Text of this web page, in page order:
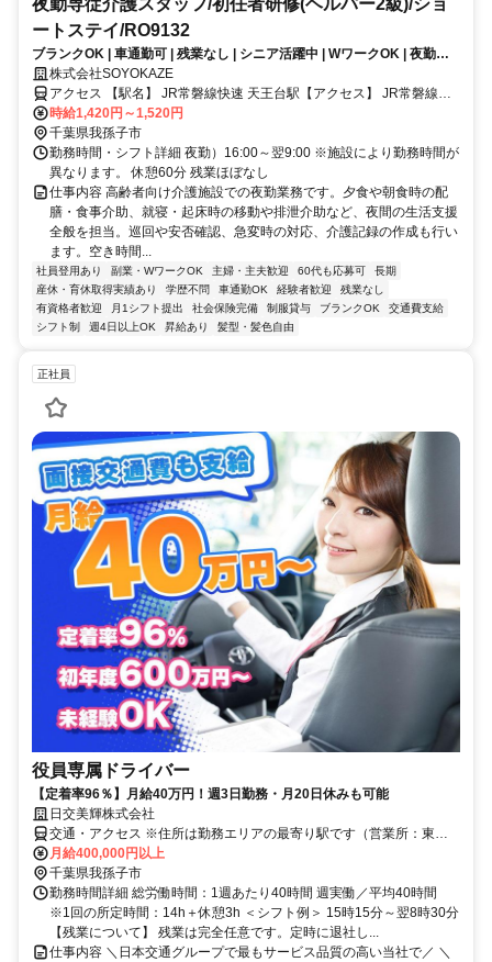
ートステイ/RO9132
ブランクOK | 車通勤可 | 残業なし | シニア活躍中 | WワークOK | 夜勤専
従 | 週4日勤務からOK | 交通費支給 | 福利厚生充実│ショートステイ/夜勤
専従スタッフ（介護職）/パート募集！高齢者の夜間の安心を支えます。
株式会社SOYOKAZE
アクセス 【駅名】 JR常磐線快速 天王台駅【アクセス】 JR常磐線天
王台駅より徒歩15分
時給1,420円～1,520円
千葉県我孫子市
勤務時間・シフト詳細 夜勤）16:00～翌9:00 ※施設により勤務時間が
異なります。 休憩60分 残業ほぼなし
仕事内容 高齢者向け介護施設での夜勤業務です。夕食や朝食時の配
膳・食事介助、就寝・起床時の移動や排泄介助など、夜間の生活支援
全般を担当。巡回や安否確認、急変時の対応、介護記録の作成も行い
ます。空き時間...
社員登用あり 副業・WワークOK 主婦・主夫歓迎 60代も応募可
長期
産休・育休取得実績あり
学歴不問 車通勤OK 経験者歓迎
残業なし
有資格者歓迎
月1シフト提出 社会保険完備 制服貸与 ブランクOK
交通費支給
シフト制
週4日以上OK 昇給あり 髪型・髪色自由
正社員
役員専属ドライバー
【定着率96％】月給40万円！週3日勤務・月20日休みも可能
日交美輝株式会社
交通・アクセス ※住所は勤務エリアの最寄り駅です（営業所：東京
都足立区中川5-16-10）
月給400,000円以上
千葉県我孫子市
勤務時間詳細 総労働時間：1週あたり40時間 週実働／平均40時間
※1回の所定時間：14h＋休憩3h ＜シフト例＞ 15時15分～翌8時30分
【残業について】 残業は完全任意です。定時に退社し...
仕事内容 ＼日本交通グループで最もサービス品質の高い当社で／ ＼